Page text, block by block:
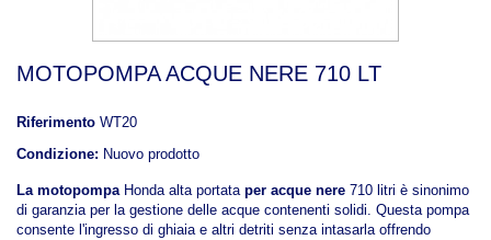
MOTOPOMPA ACQUE NERE 710 LT
Riferimento WT20
Condizione: Nuovo prodotto
La motopompa Honda alta portataper acque nere 710 litri è sinonimo
di garanzia per la gestione delle acque contenenti solidi. Questa pompa
consente l'ingresso di ghiaia e altri detriti senza intasarla offrendo